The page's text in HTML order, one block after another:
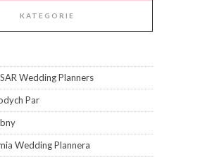
KATEGORIE
Wedding Planners
Par
Wedding Plannera